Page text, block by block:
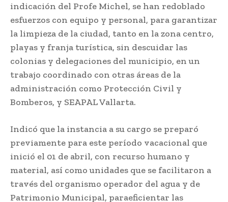
indicación del Profe Michel, se han redoblado
esfuerzos con equipo y personal, para garantizar
la limpieza de la ciudad, tanto en la zona centro,
playas y franja turística, sin descuidar las
colonias y delegaciones del municipio, en un
trabajo coordinado con otras áreas de la
administración como Protección Civil y
Bomberos, y SEAPAL Vallarta.
Indicó que la instancia a su cargo se preparó
previamente para este período vacacional que
inició el 01 de abril, con recurso humano y
material, así como unidades que se facilitaron a
través del organismo operador del agua y de
Patrimonio Municipal, paraeficientar las